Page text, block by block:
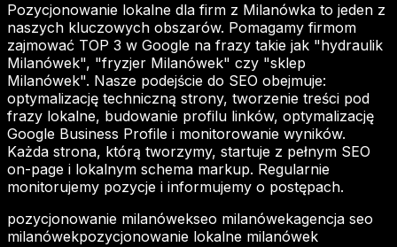
Pozycjonowanie lokalne dla firm z Milanówka to jeden z
naszych kluczowych obszarów. Pomagamy firmom
zajmować TOP 3 w Google na frazy takie jak "hydraulik
Milanówek", "fryzjer Milanówek" czy "sklep
Milanówek". Nasze podejście do SEO obejmuje:
optymalizację techniczną strony, tworzenie treści pod
frazy lokalne, budowanie profilu linków, optymalizację
Google Business Profile i monitorowanie wyników.
Każda strona, którą tworzymy, startuje z pełnym SEO
on-page i lokalnym schema markup. Regularnie
monitorujemy pozycje i informujemy o postępach.
pozycjonowanie milanówekseo milanówekagencja seo
milanówekpozycjonowanie lokalne milanówek